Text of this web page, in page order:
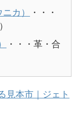
カ）
・・・
・・・革・合
見本市｜ジェト